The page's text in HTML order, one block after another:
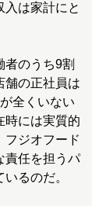
入は家計にと
のうち9割
舗の正社員は
全くいない
時には実質的
フジオフード
責任を担うパ
るのだ。